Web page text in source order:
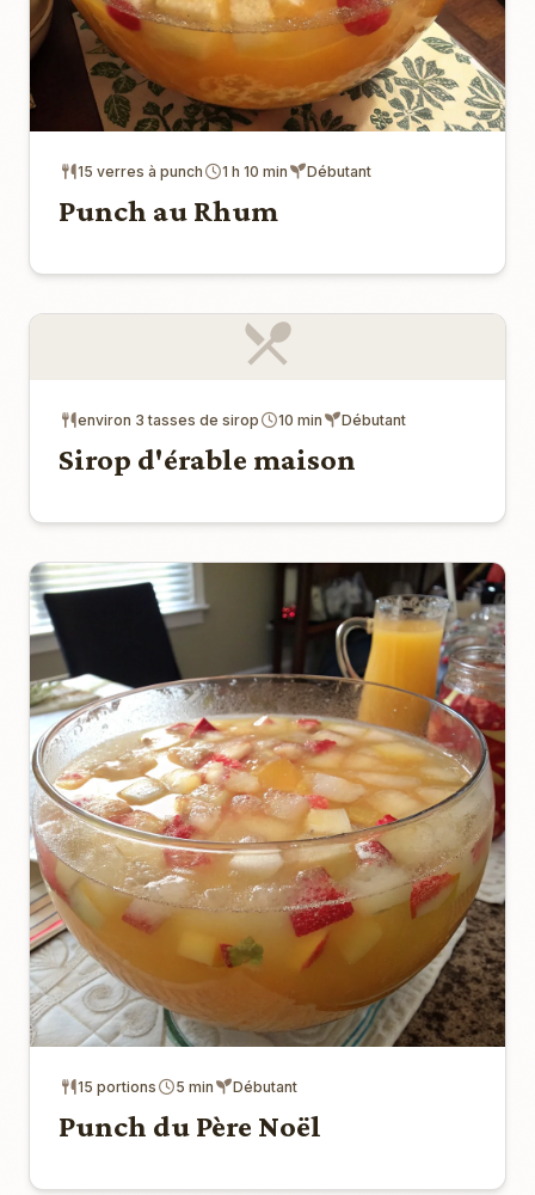
15 verres à punch 1 h 10 min Débutant
Punch au Rhum
environ 3 tasses de sirop 10 min Débutant
Sirop d'érable maison
15 portions 5 min Débutant
Punch du Père Noël